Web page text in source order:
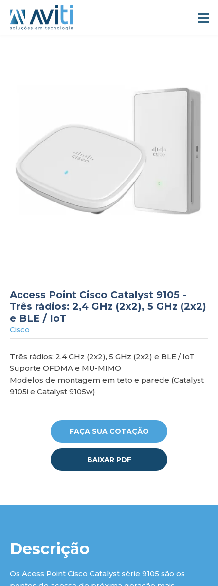
Access Point Cisco Catalyst 9105 -
Três rádios: 2,4 GHz (2x2), 5 GHz (2x2)
e BLE / IoT
Cisco
Três rádios: 2,4 GHz (2x2), 5 GHz (2x2) e BLE / IoT
Suporte OFDMA e MU-MIMO
Modelos de montagem em teto e parede (Catalyst
9105i e Catalyst 9105w)
FAÇA SUA COTAÇÃO
BAIXAR PDF
Descrição
Os Acess Point Cisco Catalyst série 9105 são os